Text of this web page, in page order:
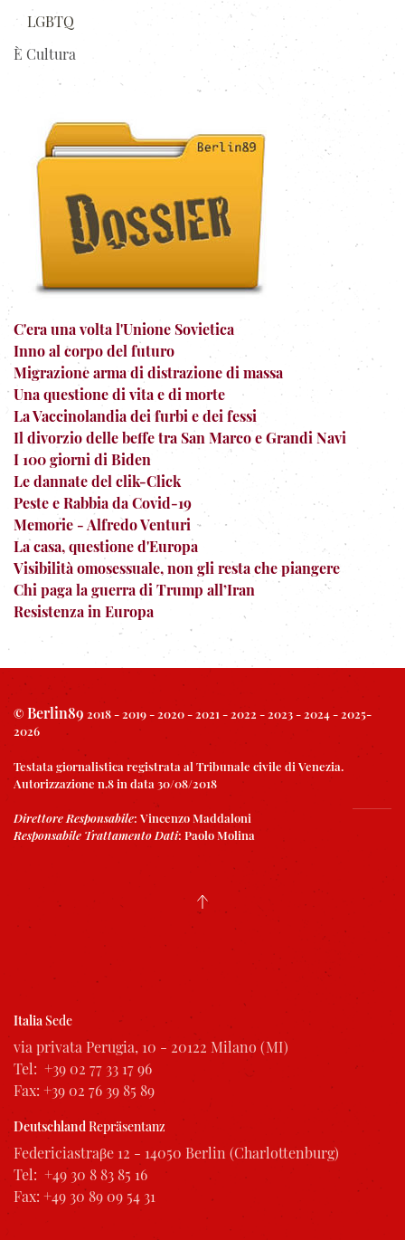
LGBTQ
È Cultura
C'era una volta l'Unione Sovietica
Inno al corpo del futuro
Migrazione arma di distrazione di massa
Una questione di vita e di morte
La Vaccinolandia dei furbi e dei fessi
Il divorzio delle beffe tra San Marco e Grandi Navi
I 100 giorni di Biden
Le dannate del clik-Click
Peste e Rabbia da Covid-19
Memorie - Alfredo Venturi
La casa, questione d'Europa
Visibilità omosessuale, non gli resta che piangere
Chi paga la guerra di Trump all’Iran
Resistenza in Europa
© Berlin89 2018 - 2019 - 2020 - 2021 - 2022 - 2023 - 2024 - 2025-
2026
Testata giornalistica registrata al Tribunale civile di Venezia.
Autorizzazione n.8 in data 30/08/2018
Direttore Responsabile: Vincenzo Maddaloni
Responsabile Trattamento Dati: Paolo Molina
ItaliaSede
via privata Perugia, 10 - 20122 Milano (MI)
Tel: +39 02 77 33 17 96
Fax: +39 02 76 39 85 89
DeutschlandRepräsentanz
Federiciastraβe 12 - 14050 Berlin (Charlottenburg)
Tel: +49 30 8 83 85 16
Fax: +49 30 89 09 54 31